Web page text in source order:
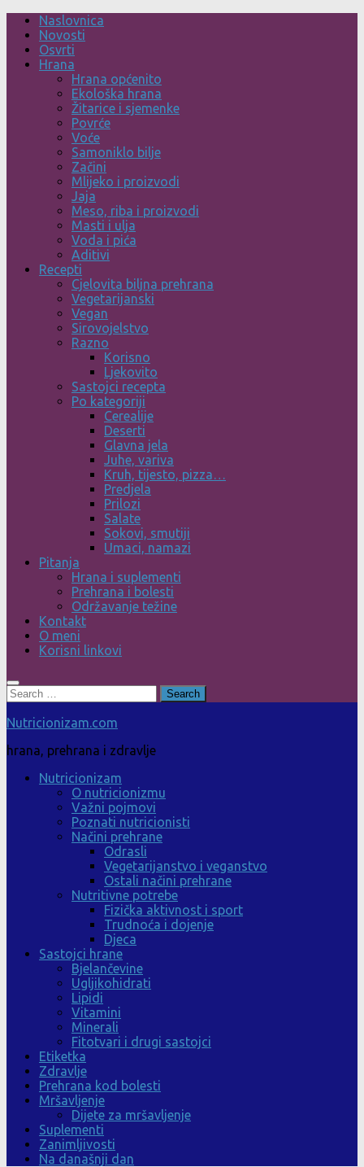
Skip
content
Naslovnica
Novosti
Osvrti
Hrana
Hrana općenito
Ekološka hrana
Žitarice i sjemenke
Povrće
Voće
Samoniklo bilje
Začini
Mlijeko i proizvodi
Jaja
Meso, riba i proizvodi
Masti i ulja
Voda i pića
Aditivi
Recepti
Cjelovita biljna prehrana
Vegetarijanski
Vegan
Sirovojelstvo
Razno
Korisno
Ljekovito
Sastojci recepta
Po kategoriji
Cerealije
Deserti
Glavna jela
Juhe, variva
Kruh, tijesto, pizza…
Predjela
Prilozi
Salate
Sokovi, smutiji
Umaci, namazi
Pitanja
Hrana i suplementi
Prehrana i bolesti
Održavanje težine
Kontakt
O meni
Korisni linkovi
Search
for:
Nutricionizam.com
hrana, prehrana i zdravlje
Nutricionizam
O nutricionizmu
Važni pojmovi
Poznati nutricionisti
Načini prehrane
Odrasli
Vegetarijanstvo i veganstvo
Ostali načini prehrane
Nutritivne potrebe
Fizička aktivnost i sport
Trudnoća i dojenje
Djeca
Sastojci hrane
Bjelančevine
Ugljikohidrati
Lipidi
Vitamini
Minerali
Fitotvari i drugi sastojci
Etiketka
Zdravlje
Prehrana kod bolesti
Mršavljenje
Dijete za mršavljenje
Suplementi
Zanimljivosti
Na današnji dan